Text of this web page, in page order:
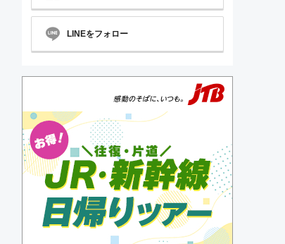
LINEをフォロー